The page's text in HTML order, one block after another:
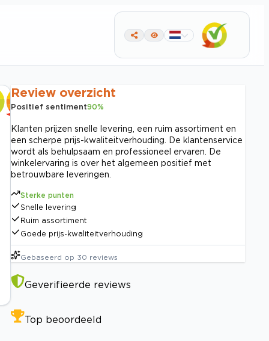
Review overzicht
Positief sentiment90%
Klanten prijzen snelle levering, een ruim assortiment en
een scherpe prijs-kwaliteitverhouding. De klantenservice
wordt als behulpsaam en professioneel ervaren. De
winkelervaring is over het algemeen positief met
betrouwbare leveringen.
Sterke punten
Snelle levering
Ruim assortiment
Goede prijs-kwaliteitverhouding
Gebaseerd op 30 reviews
Geverifieerde reviews
Top beoordeeld